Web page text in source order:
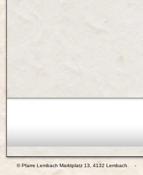
© Pfarre Lembach Marktplatz 13, 4132 Lembach -